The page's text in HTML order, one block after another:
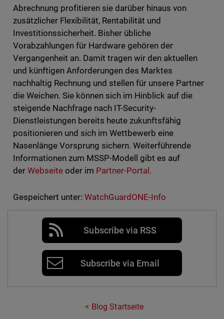
Abrechnung profitieren sie darüber hinaus von
zusätzlicher Flexibilität, Rentabilität und
Investitionssicherheit. Bisher übliche
Vorabzahlungen für Hardware gehören der
Vergangenheit an. Damit tragen wir den aktuellen
und künftigen Anforderungen des Marktes
nachhaltig Rechnung und stellen für unsere Partner
die Weichen. Sie können sich im Hinblick auf die
steigende Nachfrage nach IT-Security-
Dienstleistungen bereits heute zukunftsfähig
positionieren und sich im Wettbewerb eine
Nasenlänge Vorsprung sichern. Weiterführende
Informationen zum MSSP-Modell gibt es auf
der Webseiteoder im Partner-Portal.
Gespeichert unter: WatchGuardONE-Info
Subscribe via RSS
Subscribe via Email
Blog Startseite